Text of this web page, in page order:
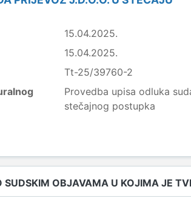
15.04.2025.
15.04.2025.
Tt-25/39760-2
Provedba upisa odluka
stečajnog postupka
SUDSKIM OBJAVAMA U KOJIMA JE